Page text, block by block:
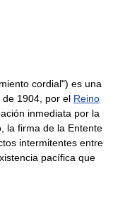
cordial") es una
de 1904, por el Reino
inmediata por la
la firma de la Entente
intermitentes entre
pacífica que